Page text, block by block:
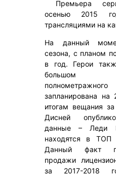
Премьера
осенью 2015
трансляциями на
На данный
сезона, с планом
в год. Герои
большом
запланирована
итогам вещания
Дисней
данные – Леди
находятся в ТОП
Данный факт
продажи
за 2017-2018